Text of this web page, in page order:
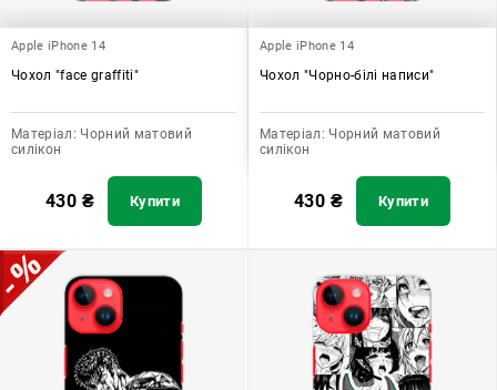
Apple iPhone 14
Чохол "face graffiti"
Матеріал: Чорний матовий
силікон
430 ₴ Купити
Apple iPhone 14
Чохол "Чорно-білі написи"
Матеріал: Чорний матовий
силікон
430 ₴ Купити